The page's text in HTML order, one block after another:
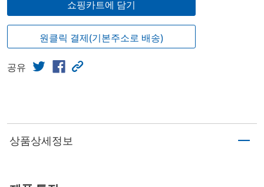
쇼핑카트에 담기
원클릭 결제(기본주소로 배송)
공유
상품상세정보